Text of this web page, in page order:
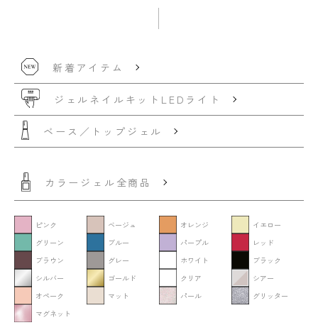
新着アイテム
ジェルネイルキット LEDライト
ベース／トップジェル
カラージェル全商品
ピンク ベージュ オレンジ
イエロー
グリーン
ブルー パープル
レッド
ブラウン
グレー ホワイト
ブラック
シルバー
ゴールド クリア
シアー
オペーク
マット パール
グリッター
マグネット